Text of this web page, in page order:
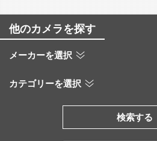
他のカメラを探す
メーカーを選択
カテゴリーを選択
検索する